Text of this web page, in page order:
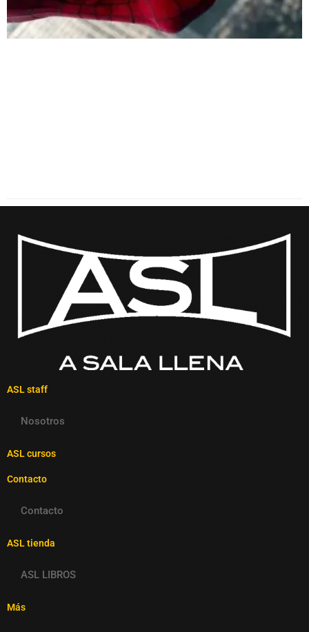
ASL staff
Nosotros
ASL cursos
Contacto
Contacto
ASL tienda
ASL LIBROS
Más